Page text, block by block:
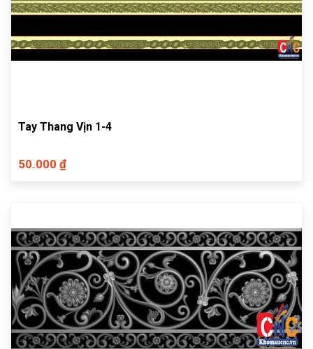
Tay Thang Vịn 1-4
50.000 ₫